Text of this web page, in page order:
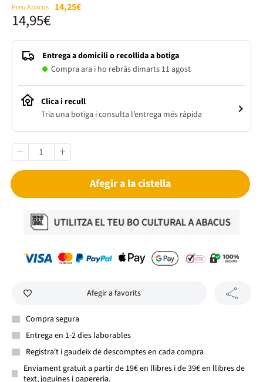
Preu Abacus 14,25€
14,95€
Entrega a domicili o recollida a botiga
Compra ara i ho rebràs dimarts 11 agost
Clica i recull
Tria una botiga i consulta l’entrega més ràpida
Afegir a la cistella
Afegir a favorits
Compra segura
Entrega en 1-2 dies laborables
Registra't i gaudeix de descomptes en cada compra
Enviament gratuït a partir de 19€ en llibres i de 39€ en llibres de
text, joguines i papereria.